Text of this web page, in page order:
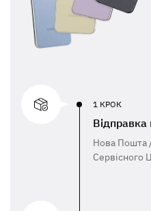
1 КРОК
Нова Пошта
Сервісного